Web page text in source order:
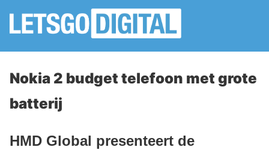
Nokia 2 budget telefoon met grote
batterij
HMD Global presenteert de